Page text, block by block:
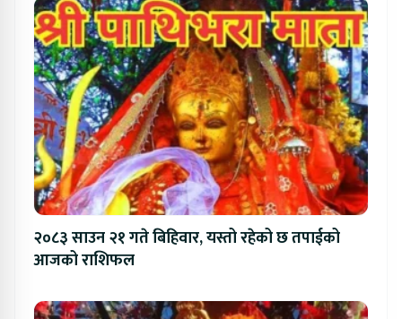
२०८३ साउन २१ गते बिहिवार, यस्तो रहेको छ तपाईको
आजको राशिफल